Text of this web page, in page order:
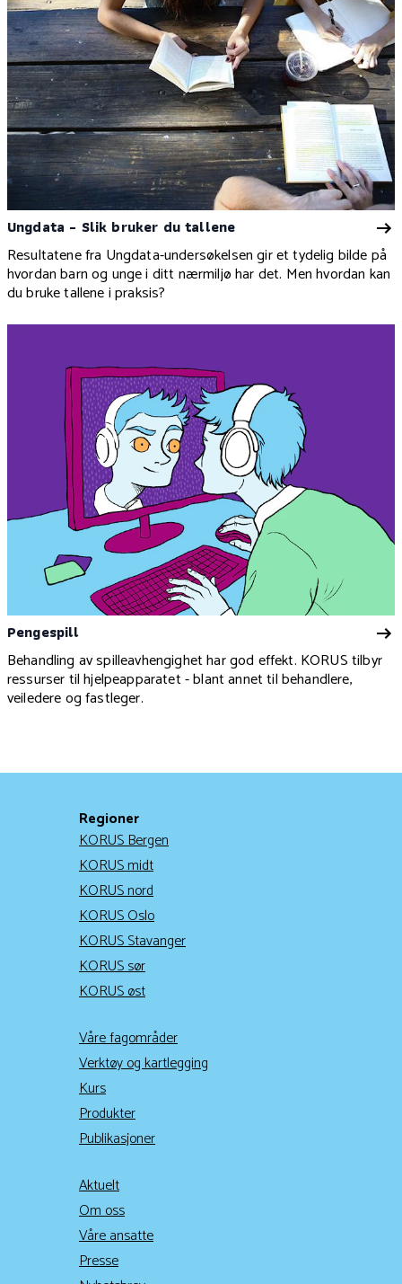
Ungdata - Slik bruker du tallene
Resultatene fra Ungdata-undersøkelsen gir et tydelig bilde på
hvordan barn og unge i ditt nærmiljø har det. Men hvordan kan
du bruke tallene i praksis?
Pengespill
Behandling av spilleavhengighet har god effekt. KORUS tilbyr
ressurser til hjelpeapparatet - blant annet til behandlere,
veiledere og fastleger.
Regioner
KORUS Bergen
KORUS midt
KORUS nord
KORUS Oslo
KORUS Stavanger
KORUS sør
KORUS øst
Våre fagområder
Verktøy og kartlegging
Kurs
Produkter
Publikasjoner
Aktuelt
Om oss
Våre ansatte
Presse